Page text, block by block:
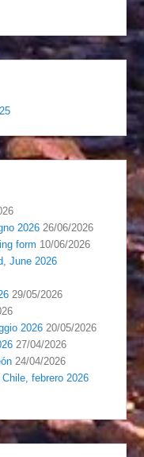
2026 26/06/2026
form 10/06/2026
June 2026
29/05/2026
2026 20/05/2026
27/04/2026
24/04/2026
febrero 2026